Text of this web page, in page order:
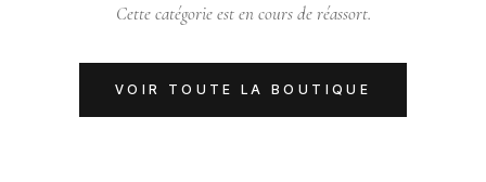
Cette catégorie est en cours de réassort.
VOIR TOUTE LA BOUTIQUE